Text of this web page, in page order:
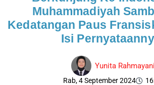
Muhammadiyah
Kedatangan Paus
Isi
Yunita Rahmayani
Rab, 4 September 2024